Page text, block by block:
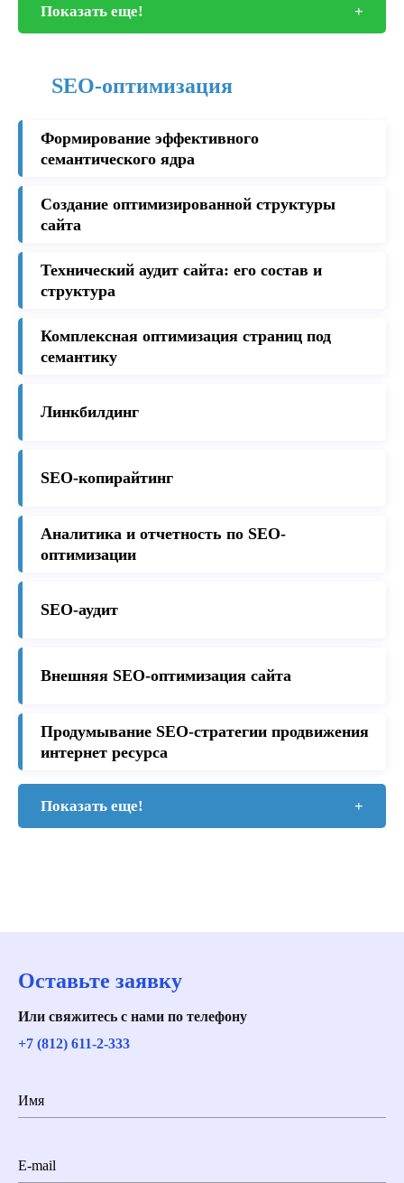
Показать еще! +
SEO-оптимизация
Формирование эффективного
семантического ядра
Создание оптимизированной структуры
сайта
Технический аудит сайта: его состав и
структура
Комплексная оптимизация страниц под
семантику
Линкбилдинг
SEO-копирайтинг
Аналитика и отчетность по SEO-
оптимизации
SEO-аудит
Внешняя SEO-оптимизация сайта
Продумывание SEO-стратегии продвижения
интернет ресурса
Показать еще! +
Оставьте заявку
Или свяжитесь с нами по телефону
+7 (812) 611-2-333
Имя
E-mail